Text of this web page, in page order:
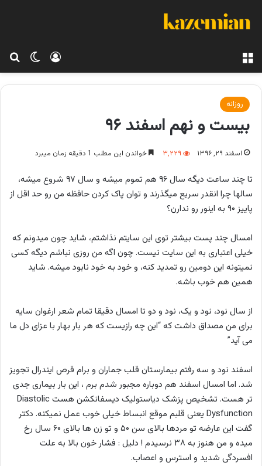
تغییر ورود
روزانه
بیست و نهم اسفند ۹۶
اسفند ۲۹, ۱۳۹۶ ۳,۲۲۹ خواندن این مطلب 1 دقیقه زمان میبرد
تا چند ساعت دیگه سال ۹۶ هم تموم میشه و سال ۹۷ شروع میشه،
سالها چرا انقدر سریع میگذرند و توان پاک کردن حافظه من رو حد اقل از
پاییز ۹۰ به اینور رو ندارن؟
امسال چند پست بیشتر توی این سایتم نذاشتم، شاید چون میدونم که
خیلی اعتباری به این سایت نیست. چون اگه من روزی نباشم دیگه کسی
نمیتونه این دومین رو تمدید کنه، و خود به خود نابود میشه. شاید
همین هم خوب باشه.
از سال نود، نود و یک، نود و دو تا امسال دقیقا تمام شعر ارغوان سایه
برای من مصداق داشت که “این چه رازیست که هر بار بهار با عزای دل ما
می آید”
اسفند نود و سه رفتم بیمارستان قلب جماران و برام قرص ایندرال تجویز
شد. اما امسال اسفند هم دوباره مجبور شدم برم ، این بار بیماری جدی
تر هست. تشخیص پزشک دیاستولیک دیسفانکشن هست Diastolic
Dysfunction یعنی قلبم موقع انبساط خیلی خوب عمل نمیکنه. دکتر
گفت این عارضه تو مردها بالای سن ۵۰ و تو زن ها بالای ۶۰ سال رخ
میده و من هنوز به ۳۸ نرسیدم ! دلیل : فشار خون بالا به علت
افسردگی شدید و استرس و اعصاب.